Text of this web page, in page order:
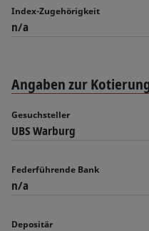
Index-Zugehörigkeit
n/a
Angaben zur
Gesuchsteller
UBS Warburg
Federführende Bank
n/a
Depositär